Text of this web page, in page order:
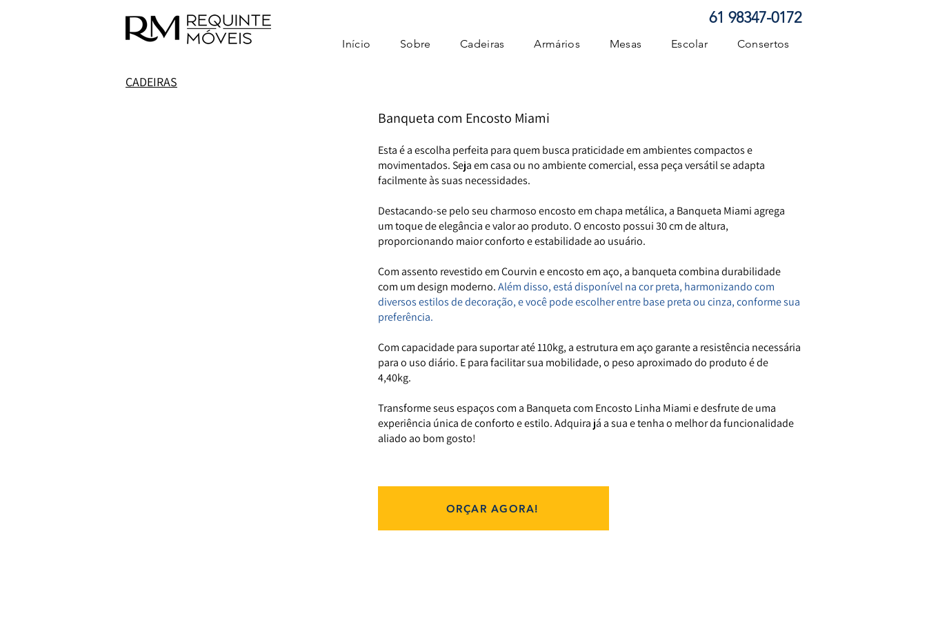
61 98347-0172
Início Sobre Cadeiras Armários Mesas Escolar Consertos
CADEIRAS
Banqueta com Encosto Miami
Esta é a escolha perfeita para quem busca praticidade em ambientes compactos e
movimentados. Seja em casa ou no ambiente comercial, essa peça versátil se adapta
facilmente às suas necessidades.
Destacando-se pelo seu charmoso encosto em chapa metálica, a Banqueta Miami agrega
um toque de elegância e valor ao produto. O encosto possui 30 cm de altura,
proporcionando maior conforto e estabilidade ao usuário.
Com assento revestido em Courvin e encosto em aço, a banqueta combina durabilidade
com um design moderno.Além disso, está disponível na cor preta, harmonizando com
diversos estilos de decoração, e você pode escolher entre base preta ou cinza, conforme sua
preferência.
Com capacidade para suportar até 110kg, a estrutura em aço garante a resistência necessária
para o uso diário. E para facilitar sua mobilidade, o peso aproximado do produto é de
4,40kg.
Transforme seus espaços com a Banqueta com Encosto Linha Miami e desfrute de uma
experiência única de conforto e estilo. Adquira já a sua e tenha o melhor dafuncionalidade
aliado ao bom gosto!
ORÇAR AGORA!